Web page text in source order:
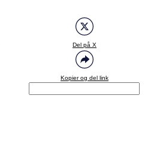
Del på X
Kopier og del link